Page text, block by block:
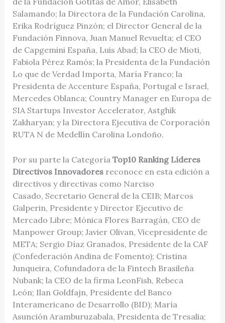
Salamando; la Directora de la Fundación Carolina,
Erika Rodríguez Pinzón; el Director General de la
Fundación Finnova, Juan Manuel Revuelta; el CEO
de Capgemini España, Luis Abad; la CEO de Mioti,
Fabiola Pérez Ramós; la Presidenta de la Fundación
Lo que de Verdad Importa, María Franco; la
Presidenta de Accenture España, Portugal e Israel,
Mercedes Oblanca; Country Manager en Europa de
SIA Startups Investor Accelerator, Astghik
Zakharyan; y la Directora Ejecutiva de Corporación
RUTA N de Medellín Carolina Londoño.
Por su parte la Categoría Top10 Ranking Líderes
Directivos Innovadoresreconoce en esta edición a
directivos y directivas como Narciso
Casado, Secretario General de la CEIB; Marcos
Galperin, Presidente y Director Ejecutivo de
Mercado Libre; Mónica Flores Barragán, CEO de
Manpower Group; Javier Olivan, Vicepresidente de
META; Sergio Díaz Granados, Presidente de la CAF
(Confederación Andina de Fomento); Cristina
Junqueira, Cofundadora de la Fintech Brasileña
Nubank; la CEO de la firma LeonFish, Rebeca
León; Ilan Goldfajn, Presidente del Banco
Interamericano de Desarrollo (BID); María
Asunción Aramburuzabala, Presidenta de Tresalia;